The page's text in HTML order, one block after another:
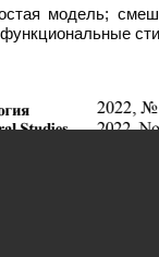
модель;